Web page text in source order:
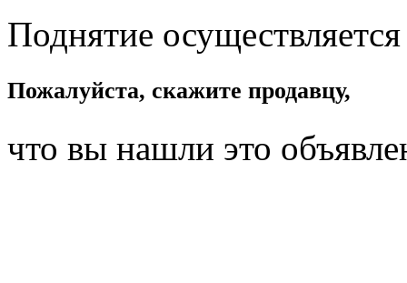
Поднятие
Пожалуйста, скажите продавцу,
что вы нашли это